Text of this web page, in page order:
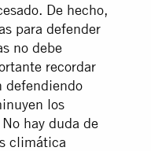
De hecho,
para defender
no debe
recordar
defendiendo
los
hay duda de
climática